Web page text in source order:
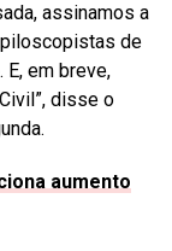
assinamos a
de
em breve,
disse o
aumento